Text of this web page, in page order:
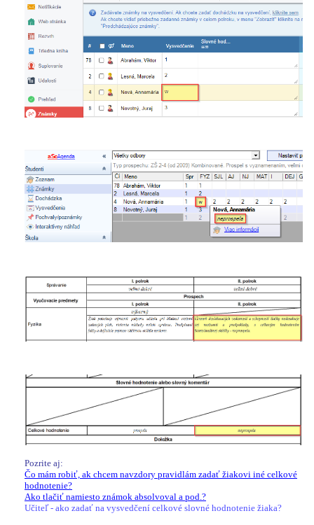
Pozrite aj:
Čo mám robiť, ak chcem navzdory pravidlám zadať žiakovi iné celkové
hodnotenie?
Ako tlačiť namiesto známok absolvoval a pod.?
Učiteľ - ako zadať na vysvedčení celkové slovné hodnotenie žiaka?